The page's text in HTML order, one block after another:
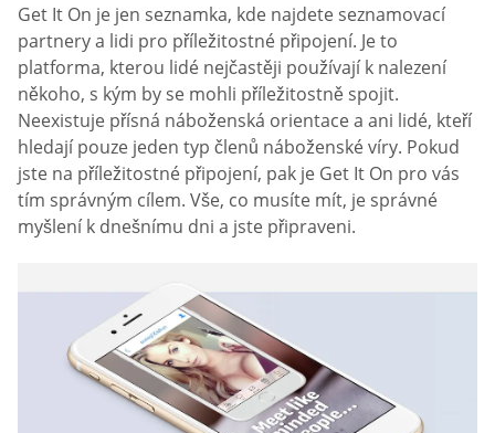
Get It On je jen seznamka, kde najdete seznamovací
partnery a lidi pro příležitostné připojení. Je to
platforma, kterou lidé nejčastěji používají k nalezení
někoho, s kým by se mohli příležitostně spojit.
Neexistuje přísná náboženská orientace a ani lidé, kteří
hledají pouze jeden typ členů náboženské víry. Pokud
jste na příležitostné připojení, pak je Get It On pro vás
tím správným cílem. Vše, co musíte mít, je správné
myšlení k dnešnímu dni a jste připraveni.